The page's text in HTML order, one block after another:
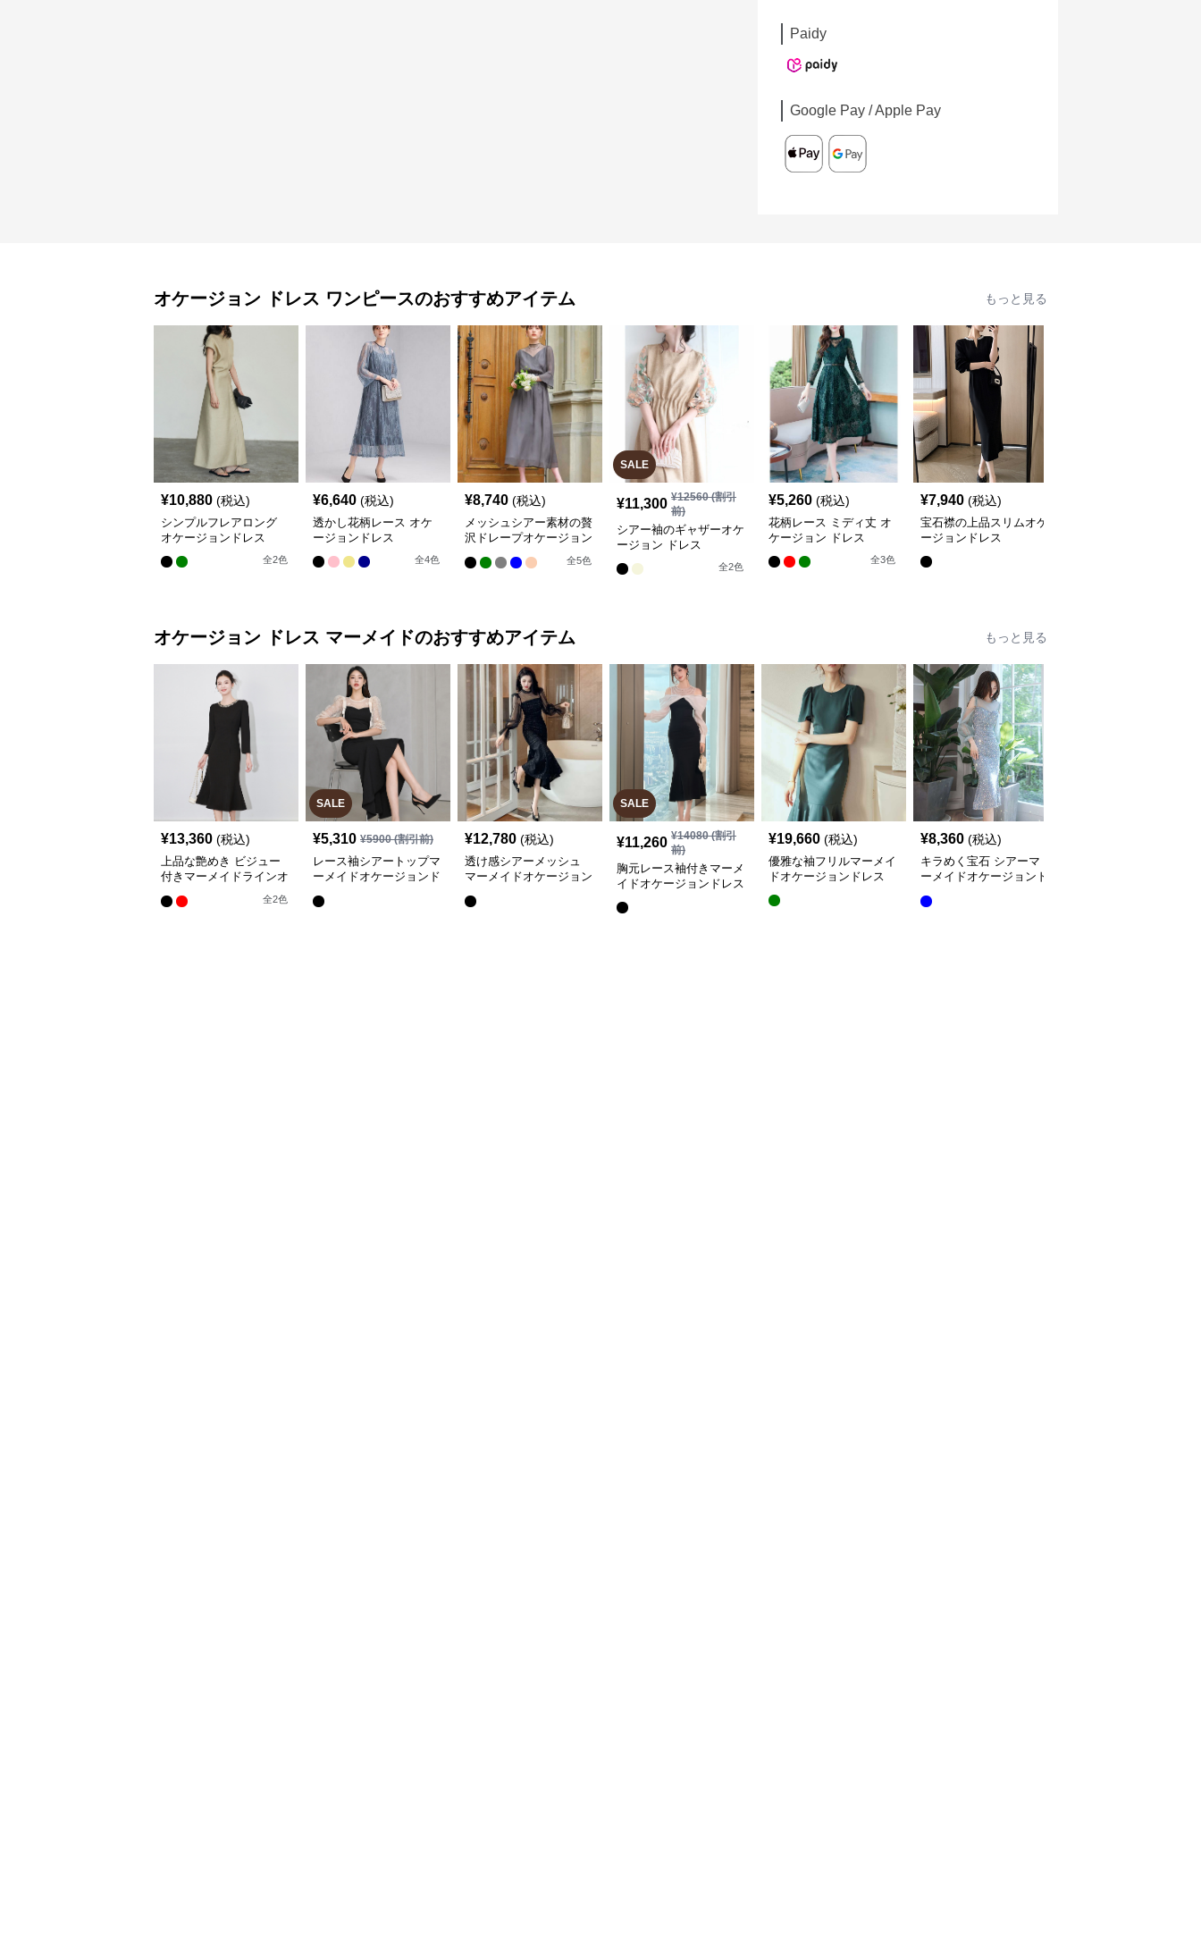
Paidy
Google Pay / Apple Pay
オケージョン ドレス ワンピースのおすすめアイテム もっと見る
¥10,880 (税込)
シンプルフレアロング
オケージョンドレス
全2色
¥6,640 (税込)
透かし花柄レース オケ
ージョンドレス
全4色
¥8,740 (税込)
メッシュシアー素材の贅
沢ドレープオケージョン
全5色
SALE
¥11,300 ¥12560(割引
前)
シアー袖のギャザーオケ
ージョン ドレス
全2色
¥5,260 (税込)
花柄レース ミディ丈 オ
ケージョン ドレス
全3色
¥7,940 (税込)
宝石襟の上品スリムオケ
ージョンドレス
オケージョン ドレス マーメイドのおすすめアイテム もっと見る
¥13,360 (税込)
上品な艶めき ビジュー
付きマーメイドラインオ
全2色
SALE
¥5,310 ¥5900(割引前)
レース袖シアートップマ
ーメイドオケージョンド
¥12,780 (税込)
透け感シアーメッシュ
マーメイドオケージョン
SALE
¥11,260 ¥14080(割引
前)
胸元レース袖付きマーメ
イドオケージョンドレス
¥19,660 (税込)
優雅な袖フリルマーメイ
ドオケージョンドレス
¥8,360 (税込)
キラめく宝石 シアーマ
ーメイドオケージョンド